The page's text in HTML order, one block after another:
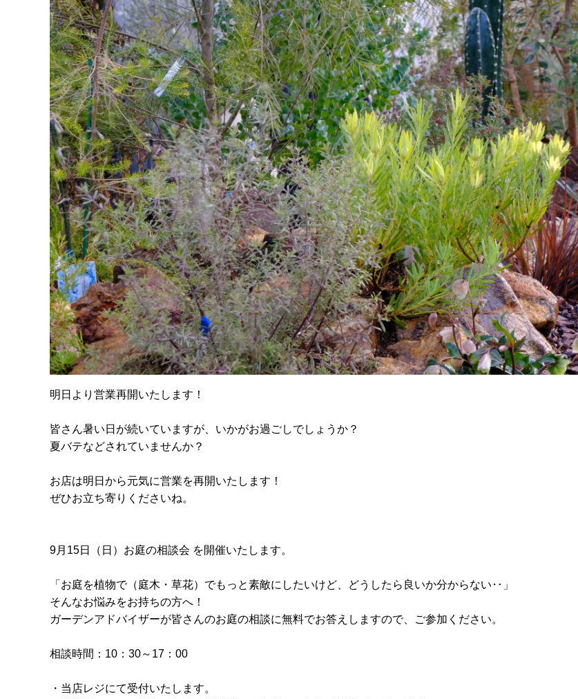
明日より営業再開いたします！
皆さん暑い日が続いていますが、いかがお過ごしでしょうか？
夏バテなどされていませんか？
お店は明日から元気に営業を再開いたします！
ぜひお立ち寄りくださいね。
9月15日（日）お庭の相談会 を開催いたします。
「お庭を植物で（庭木・草花）でもっと素敵にしたいけど、どうしたら良いか分からない‥」
そんなお悩みをお持ちの方へ！
ガーデンアドバイザーが皆さんのお庭の相談に無料でお答えしますので、ご参加ください。
相談時間：10：30～17：00
・当店レジにて受付いたします。